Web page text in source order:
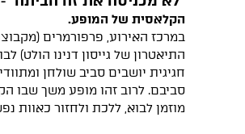
הקלאסית של המופע.
במרכז האירוע, פרפורמרים
התיאטרון של גייסון דנינו הולט)
חגיגית יושבים סביב שולחן
סביבם. לרוב זהו מופע משך שבו
מוזמן לבוא, ללכת ולחזור כאוות